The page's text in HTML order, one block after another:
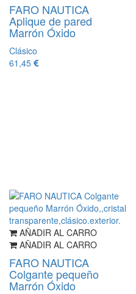
FARO NAUTICA
Aplique de pared
Marrón Óxido
Clásico
61,45
AÑADIR AL CARRO
AÑADIR AL CARRO
FARO NAUTICA
Colgante pequeño
Marrón Óxido